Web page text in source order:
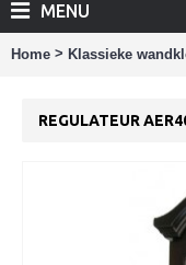
MENU
Home > Klassieke
REGULATEUR